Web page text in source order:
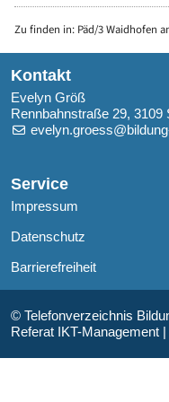
Zu finden in: Päd/3 Waidhofen
Kontakt
Evelyn Größ
Rennbahnstraße 29, 3109
Service
Impressum
Datenschutz
Barrierefreiheit
© Telefonverzeichnis
Referat IKT-Management